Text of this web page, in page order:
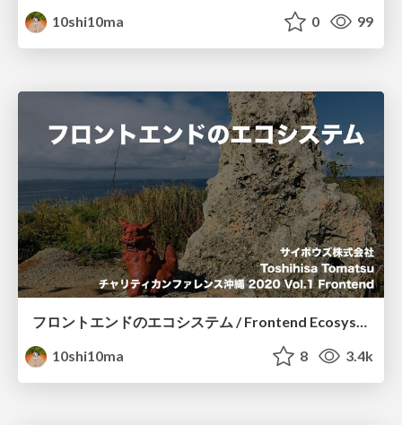
10shi10ma
0 99
10shi10ma
8 3.4k